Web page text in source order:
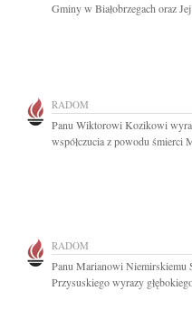
Gminy w Białobrzegach oraz
RADOM
Panu Wiktorowi Kozikowi
współczucia z powodu śmierci
RADOM
Panu Marianowi Niemirskiemu
Przysuskiego wyrazy